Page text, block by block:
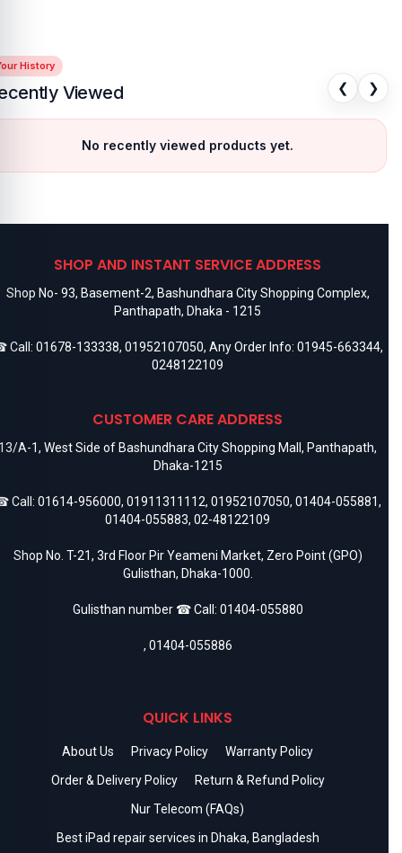
History
Viewed ❮ ❯
No recently viewed products yet.
SHOP AND INSTANT SERVICE ADDRESS
Shop No- 93, Basement-2, Bashundhara City Shopping Complex,
Panthapath, Dhaka - 1215
Call: 01678-133338, 01952107050, Any Order Info: 01945-663344,
0248122109
CUSTOMER CARE ADDRESS
A-1, West Side of Bashundhara City Shopping Mall, Panthapath,
Dhaka-1215
Call: 01614-956000, 01911311112, 01952107050, 01404-055881,
01404-055883, 02-48122109
Shop No. T-21, 3rd Floor Pir Yeameni Market, Zero Point (GPO)
Gulisthan, Dhaka-1000.
Gulisthan number ☎ Call: 01404-055880
, 01404-055886
QUICK LINKS
About Us Privacy Policy
Warranty Policy
Order & Delivery Policy
Return & Refund Policy
Nur Telecom (FAQs)
Best iPad repair services in Dhaka, Bangladesh